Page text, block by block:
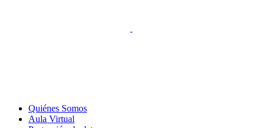
Quiénes Somos
Aula Virtual